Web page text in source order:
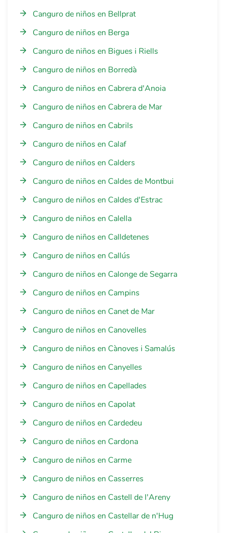
Canguro de niños en Bellprat
Canguro de niños en Berga
Canguro de niños en Bigues i Riells
Canguro de niños en Borredà
Canguro de niños en Cabrera d'Anoia
Canguro de niños en Cabrera de Mar
Canguro de niños en Cabrils
Canguro de niños en Calaf
Canguro de niños en Calders
Canguro de niños en Caldes de Montbui
Canguro de niños en Caldes d'Estrac
Canguro de niños en Calella
Canguro de niños en Calldetenes
Canguro de niños en Callús
Canguro de niños en Calonge de Segarra
Canguro de niños en Campins
Canguro de niños en Canet de Mar
Canguro de niños en Canovelles
Canguro de niños en Cànoves i Samalús
Canguro de niños en Canyelles
Canguro de niños en Capellades
Canguro de niños en Capolat
Canguro de niños en Cardedeu
Canguro de niños en Cardona
Canguro de niños en Carme
Canguro de niños en Casserres
Canguro de niños en Castell de l'Areny
Canguro de niños en Castellar de n'Hug